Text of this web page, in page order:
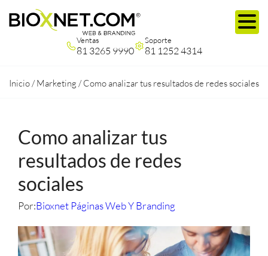
Ventas
81 3265 9990
Soporte
81 1252 4314
Inicio /Marketing /Como analizar tus resultados de redes sociales
Como analizar tus
resultados de redes
sociales
Por:Bioxnet Páginas Web Y Branding